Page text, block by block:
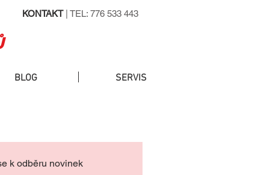
KONTAKT| TEL: 776 533 443
BLOG SERVIS
k odběru novinek